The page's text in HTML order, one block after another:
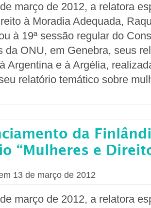
março de 2012, a relatora
à Moradia Adequada,
à 19ª sessão regular do
da ONU, em Genebra, seus
Argentina e à Argélia,
relatório temático sobre
da
“Mulheres e
13 de março de 2012
março de 2012, a relatora